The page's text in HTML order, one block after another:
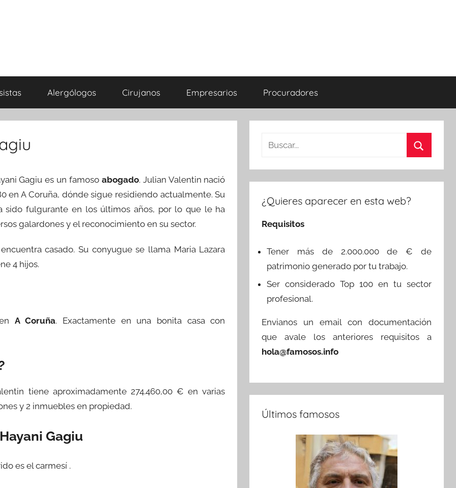
Alergólogos Cirujanos Empresarios Procuradores
Gagiu es un famoso abogado. Julian Valentin nació
en A Coruña, dónde sigue residiendo actualmente. Su
sido fulgurante en los últimos años, por lo que le ha
galardones y el reconocimiento en su sector.
casado. Su conyugue se llama Maria Lazara
4 hijos.
A Coruña. Exactamente en una bonita casa con
tiene aproximadamente 274.460,00 € en varias
y 2 inmuebles en propiedad.
Gagiu
es el carmesí .
Buscar:
¿Quieres aparecer en esta web?
Requisitos
Tener más de 2.000.000 de € de
patrimonio generado por tu trabajo.
Ser considerado Top 100 en tu sector
profesional.
Envianos un email con documentación
que avale los anteriores requisitos a
hola@famosos.info
Últimos famosos